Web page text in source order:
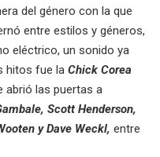
del género con la que
entre estilos y géneros,
eléctrico, un sonido ya
hitos fue la Chick Corea
abrió las puertas a
Scott Henderson,
y Dave Weckl, entre